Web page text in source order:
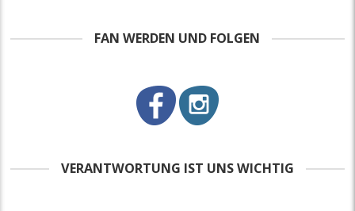
FAN WERDEN UND FOLGEN
VERANTWORTUNG IST UNS WICHTIG